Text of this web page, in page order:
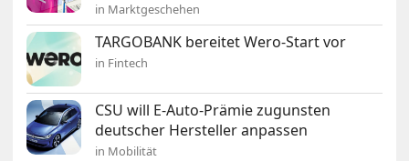
in Marktgeschehen
TARGOBANK bereitet Wero-Start vor
in Fintech
CSU will E-Auto-Prämie zugunsten
deutscher Hersteller anpassen
in Mobilität